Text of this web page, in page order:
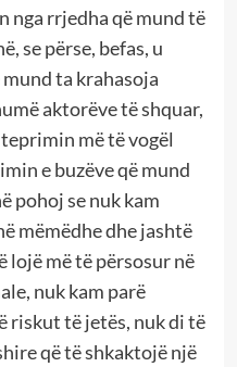
nga rrjedha që mund të
se përse, befas, u
mund ta krahasoja
aktorëve të shquar,
më të vogël
e buzëve që mund
pohoj se nuk kam
mëmëdhe dhe jashtë
lojë më të përsosur në
nuk kam parë
riskut të jetës, nuk di të
që të shkaktojë një